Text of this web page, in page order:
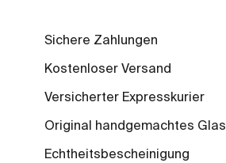
Sichere Zahlungen
Kostenloser Versand
Versicherter Expresskurier
Original handgemachtes Glas
Echtheitsbescheinigung